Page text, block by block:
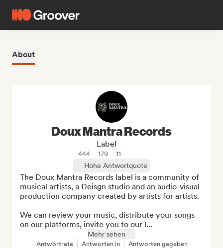
About
Doux Mantra Records
Label
444 179
11
Hohe Antwortquote
The Doux Mantra Records label is a community of
musical artists, a Deisgn studio and an audio-visual
production company created by artists for artists.
We can review your music, distribute your songs
on our platforms, invite you to our l...
Mehr sehen
Antwortrate Antworten in Antworten gegeben